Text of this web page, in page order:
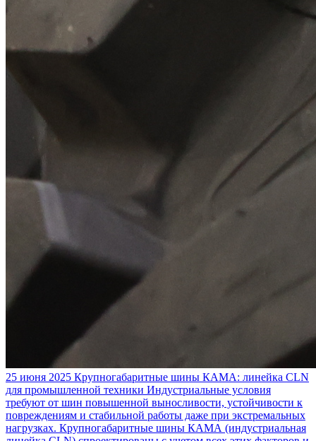
25 июня 2025 Крупногабаритные шины КАМА: линейка CLN
для промышленной техники Индустриальные условия
требуют от шин повышенной выносливости, устойчивости к
повреждениям и стабильной работы даже при экстремальных
нагрузках. Крупногабаритные шины КАМА (индустриальная